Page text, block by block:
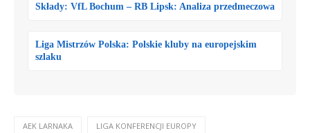
Składy: VfL Bochum – RB Lipsk: Analiza przedmeczowa
Liga Mistrzów Polska: Polskie kluby na europejskim
szlaku
AEK LARNAKA LIGA KONFERENCJI EUROPY